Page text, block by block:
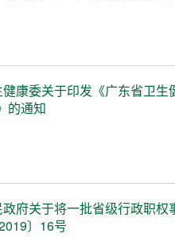
康委关于印发《广东省卫
的通知
府关于将一批省级行政职
〕16号